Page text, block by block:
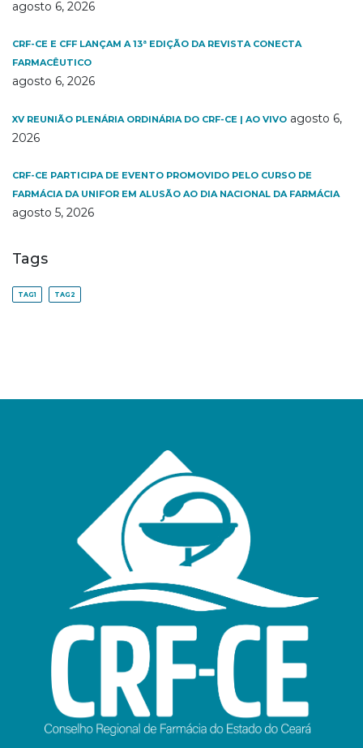
agosto 6, 2026
CRF-CE E CFF LANÇAM A 13ª EDIÇÃO DA REVISTA CONECTA
FARMACÊUTICO
agosto 6, 2026
XV REUNIÃO PLENÁRIA ORDINÁRIA DO CRF-CE | AO VIVO agosto 6,
2026
CRF-CE PARTICIPA DE EVENTO PROMOVIDO PELO CURSO DE
FARMÁCIA DA UNIFOR EM ALUSÃO AO DIA NACIONAL DA FARMÁCIA
agosto 5, 2026
Tags
TAG1 TAG2